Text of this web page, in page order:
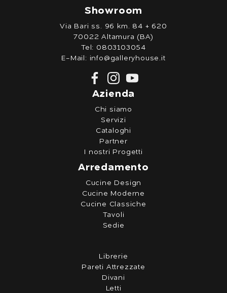
Showroom
Via Bari ss. 96 km. 84 + 620
70022 Altamura (BA)
Tel: 0803103054
E-Mail: info@galleryhouse.it
Azienda
Chi siamo
Servizi
Cataloghi
Partner
I nostri Progetti
Arredamento
Cucine Design
Cucine Moderne
Cucine Classiche
Tavoli
Sedie
Librerie
Pareti Attrezzate
Divani
Letti